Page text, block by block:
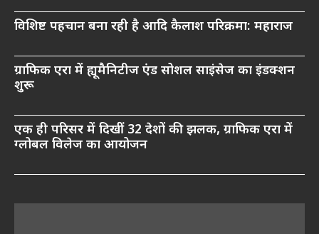
विशिष्ट पहचान बना रही है आदि कैलाश परिक्रमा: महाराज
ग्राफिक एरा में ह्यूमैनिटीज एंड सोशल साइंसेज का इंडक्शन
शुरू
एक ही परिसर में दिखीं 32 देशों की झलक, ग्राफिक एरा में
ग्लोबल विलेज का आयोजन